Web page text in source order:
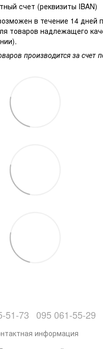
счет (реквизиты IBAN)
в течение 14 дней
товаров надлежащего
производится за счет
51-73 095 061-55-29
информация